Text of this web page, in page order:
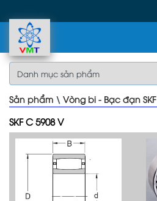
Sản phẩm \ Vòng bi - Bạc đạn SKF
SKF C 5908 V